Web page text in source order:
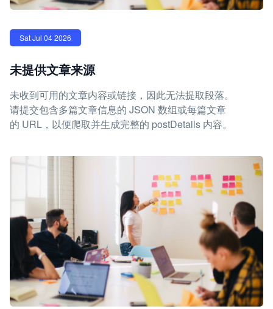
Sat Jul 04 2026
未提供文章来源
未收到可用的文章内容或链接，因此无法提取段落。
请提交包含多篇文章信息的 JSON 数组或每篇文章
的 URL，以便爬取并生成完整的 postDetails 内容。